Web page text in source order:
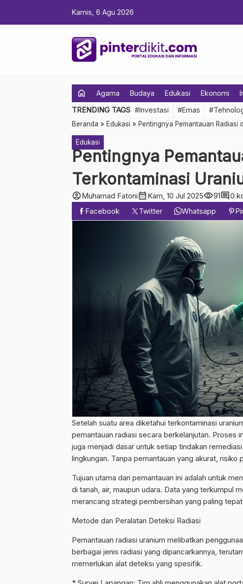
Kamis, 6 Agu 2026
home Agama Budaya Edukasi Ekonomi
TRENDING TAGS #Investasi #Emas
Beranda » Edukasi » Pentingnya Pemantauan Radiasi
Edukasi
Pentingnya
Terkontaminasi
account_circleMuhamad Fatonicalendar_month Kam, 10 Jul 2025visibility91comment0
Facebook
Twitter Whatsapp
Setelah suatu area diketahui terkontaminasi
pemantauan radiasi secara berkelanjutan. Proses
juga menjadi dasar untuk setiap tindakan
lingkungan. Tanpa pemantauan yang akurat,
Tujuan utama dari pemantauan ini adalah untuk
di tanah, air, maupun udara. Data yang terkumpul
merancang strategi pembersihan yang paling
Metode dan Peralatan Deteksi Radiasi
Pemantauan radiasi uranium melibatkan
berbagai jenis radiasi yang dipancarkannya,
memerlukan alat deteksi yang spesifik.